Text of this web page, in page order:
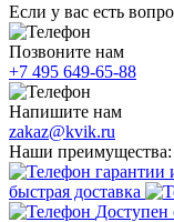
Если у вас есть
Позвоните нам
+7 495 649-65-88
Напишите нам
zakaz@kvik.ru
Наши преимущества:
гарантии
быстрая доставка
Доступен